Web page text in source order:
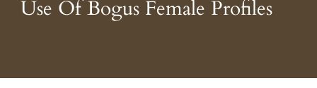
Use Of Bogus Female Profiles